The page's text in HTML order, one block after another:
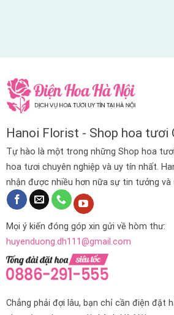
Hanoi Florist - Shop hoa tươi
Tự hào là một trong những Shop hoa
hoa tươi chuyên nghiệp và uy tín nhất.
nhận được nhiều hơn nữa sự tin tưởng và
Mọi ý kiến đóng góp xin gửi về hòm thư:
huyenduong.dh111@gmail.com
Chẳng phải đợi lâu, bạn chỉ cần điện đặt